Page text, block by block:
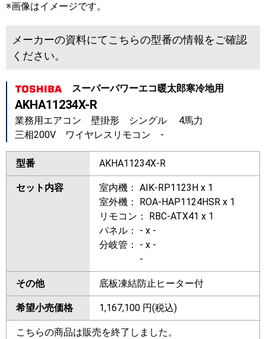
※画像はイメージです。
メーカーの資料にてこちらの型番の情報をご確認
ください。
スーパーパワーエコ暖太郎寒冷地用
AKHA11234X-R
業務用エアコン 壁掛形 シングル 4馬力
三相200V ワイヤレスリモコン -
型番 AKHA11234X-R
セット内容
室内機： AIK-RP1123H x 1
室外機： ROA-HAP1124HSR x 1
リモコン： RBC-ATX41 x 1
パネル： - x -
分岐管： - x -
-
その他 底板凍結防止ヒーター付
希望小売価格 1,167,100 円(税込)
こちらの商品は販売を終了しました。